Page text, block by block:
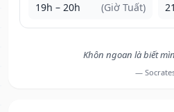
19h – 20h (Giờ Tuất)
Khôn ngoan là biết
—